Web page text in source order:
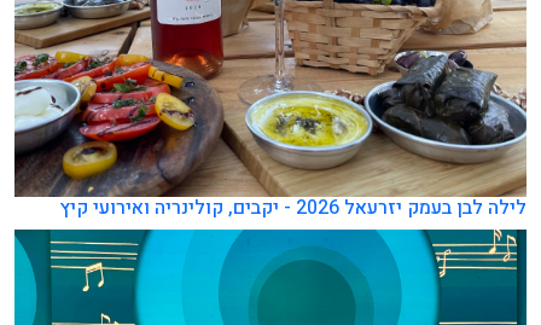
לילה לבן בעמק יזרעאל 2026 - יקבים, קולינריה ואירועי קיץ